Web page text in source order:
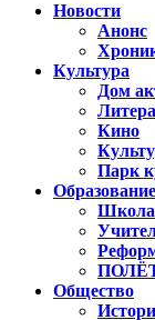
Новости
Анонс
Культура
Дом
Кино
Парк
Образование
Школа
ПОЛЁТ
Общество